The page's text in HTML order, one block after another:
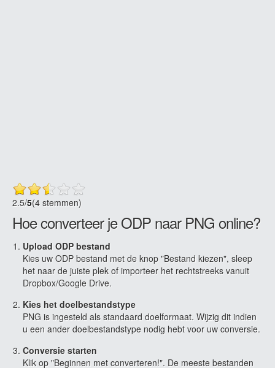
2.5/5(4 stemmen)
Hoe converteer je ODP naar PNG online?
Upload ODP bestand
Kies uw ODP bestand met de knop "Bestand kiezen", sleep
het naar de juiste plek of importeer het rechtstreeks vanuit
Dropbox/Google Drive.
Kies het doelbestandstype
PNG is ingesteld als standaard doelformaat. Wijzig dit indien
u een ander doelbestandstype nodig hebt voor uw conversie.
Conversie starten
Klik op "Beginnen met converteren!". De meeste bestanden